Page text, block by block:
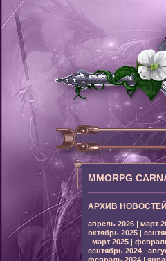
MMORPG
АРХИВ
апрель 2026| март
октябрь 2025|
| март 2025|
сентябрь 2024|